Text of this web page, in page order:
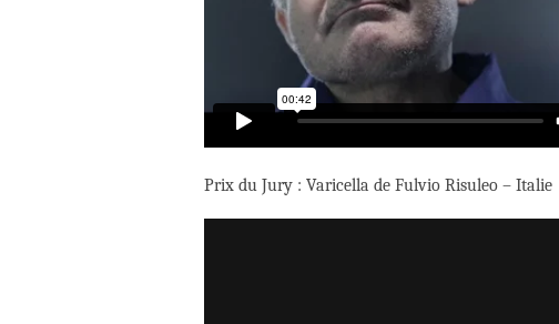
Prix du Jury : Varicella de Fulvio Risuleo – Italie